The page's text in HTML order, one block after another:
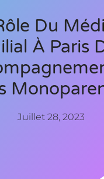
Du
À Paris
Juillet 28, 2023